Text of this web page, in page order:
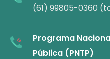
(61) 99805-0360
Programa
Pública (PNTP)